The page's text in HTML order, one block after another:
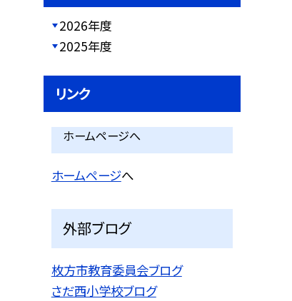
2026年度
2025年度
リンク
ホームページへ
ホームページへ
外部ブログ
枚方市教育委員会ブログ
さだ西小学校ブログ